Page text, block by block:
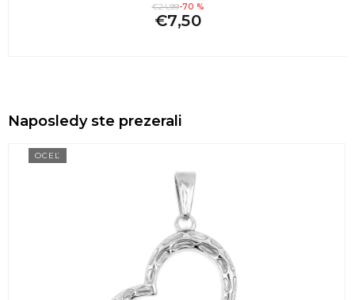
€24,99-70 %
€7,50
Naposledy ste prezerali
OCEĽ